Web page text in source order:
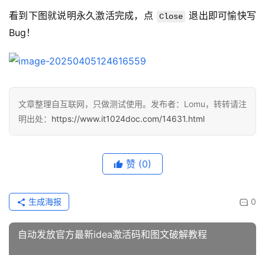
看到下图就说明永久激活完成，点 Close
退出即可愉快写
Bug！
文章整理自互联网，只做测试使用。发布者：Lomu，转转请注
明出处： https://www.it1024doc.com/14631.html
赞 (0)
0
生成海报
自动发放官方最新idea激活码和图文破解教程